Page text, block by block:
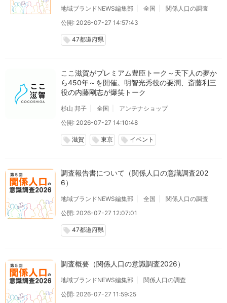
地域ブランドNEWS編集部 全国
関係人口の調査
公開: 2026-07-27 14:57:43
local_offer 47都道府県
ここ滋賀がプレミアム豊臣トーク～天下人の夢か
ら450年～を開催。明智光秀役の要潤、斎藤利三
役の内藤剛志が爆笑トーク
杉山 邦子 全国
アンテナショップ
公開: 2026-07-27 14:10:48
local_offer 滋賀 local_offer 東京 local_offer イベント
調査報告書について（関係人口の意識調査202
6）
地域ブランドNEWS編集部 全国
関係人口の調査
公開: 2026-07-27 12:07:01
local_offer 47都道府県
調査概要（関係人口の意識調査2026）
地域ブランドNEWS編集部
関係人口の調査
公開: 2026-07-27 11:59:25